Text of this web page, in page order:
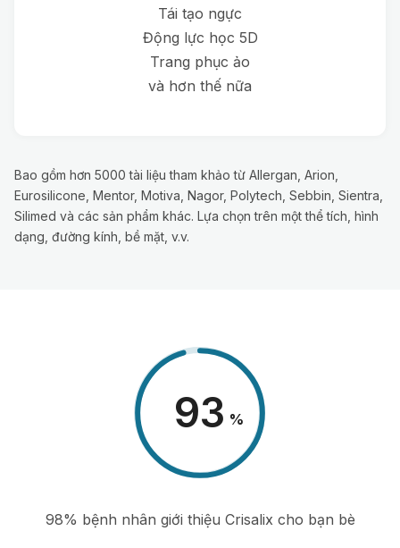
Tái tạo ngực
Động lực học 5D
Trang phục ảo
và hơn thế nữa
Bao gồm hơn 5000 tài liệu tham khảo từ Allergan, Arion,
Eurosilicone, Mentor, Motiva, Nagor, Polytech, Sebbin, Sientra,
Silimed và các sản phẩm khác. Lựa chọn trên một thể tích, hình
dạng, đường kính, bề mặt, v.v.
98 %
98% bệnh nhân giới thiệu Crisalix cho bạn bè